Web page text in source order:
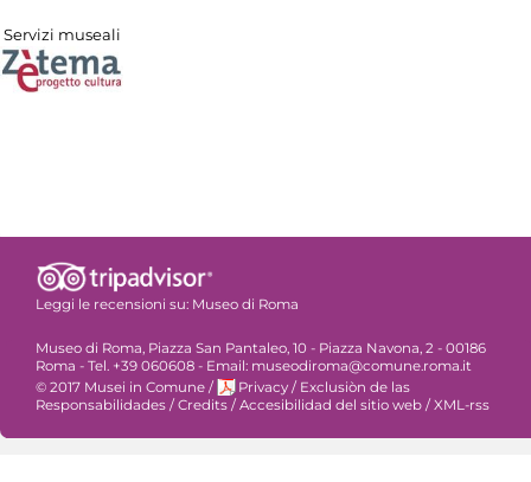
Servizi museali
Leggi le recensioni su: Museo di Roma
Museo di Roma, Piazza San Pantaleo, 10 - Piazza Navona, 2 - 00186
Roma - Tel. +39 060608 - Email: museodiroma@comune.roma.it
© 2017 Musei in Comune / Privacy / Exclusiòn de las
Responsabilidades / Credits / Accesibilidad del sitio web / XML-rss